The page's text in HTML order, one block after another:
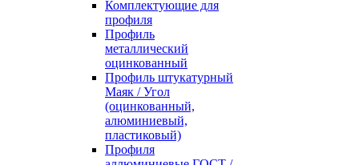
Комплектующие для
профиля
Профиль
металлический
оцинкованный
Профиль штукатурный
Маяк / Угол
(оцинкованный,
алюминиевый,
пластиковый)
Профиля